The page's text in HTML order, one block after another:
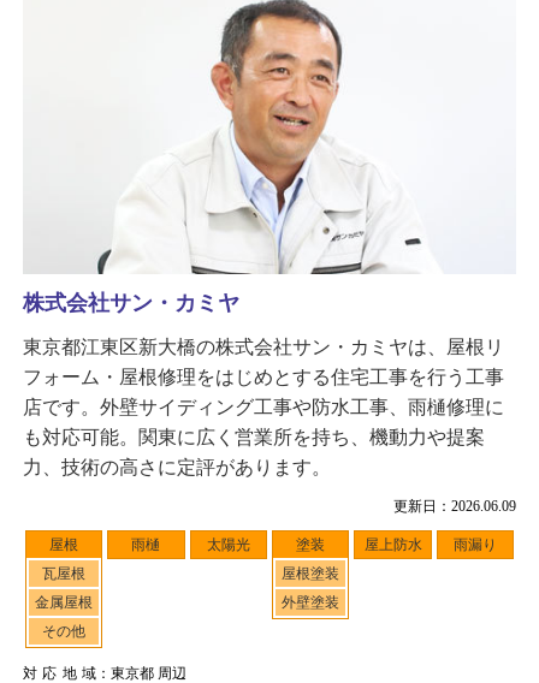
更新日：2026.06.09
屋根
瓦屋根
金属屋根
その他
雨樋 太陽光
塗装
屋根塗装
外壁塗装
屋上防水 雨漏り
対応地域：東京都 周辺
株式会社サン・カミヤ
東京都江東区新大橋の株式会社サン・カミヤは、屋根リ
フォーム・屋根修理をはじめとする住宅工事を行う工事
店です。外壁サイディング工事や防水工事、雨樋修理に
も対応可能。関東に広く営業所を持ち、機動力や提案
力、技術の高さに定評があります。